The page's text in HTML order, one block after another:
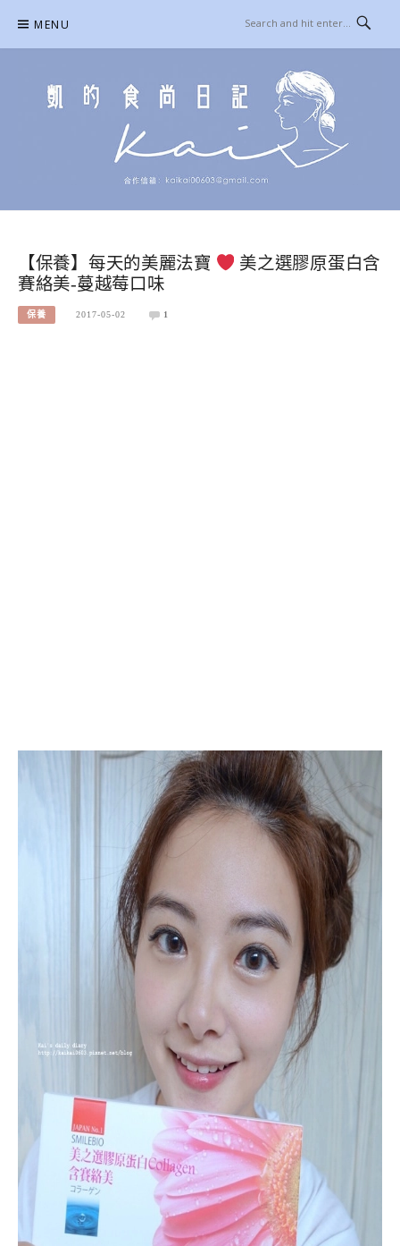
content
MENU
【保養】每天的美麗法寶
美之選膠原蛋白含
賽絡美-蔓越莓口味
保養 2017-05-02 1